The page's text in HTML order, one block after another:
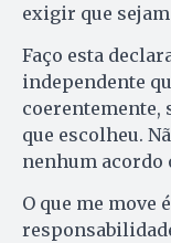
exigir que
Faço esta
independente
coerentemente,
que escolheu.
nenhum acordo
O que me move